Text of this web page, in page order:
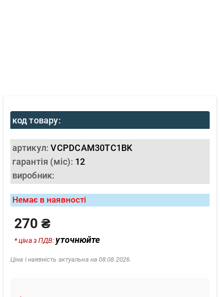
код товару:
артикул:VCPDCAM30TC1BK
гарантія (міс): 12
виробник:
Немає в наявності
270 ₴
* ціна з ПДВ:уточнюйте
Ціна і наявність актуальна на 08.08.2026.